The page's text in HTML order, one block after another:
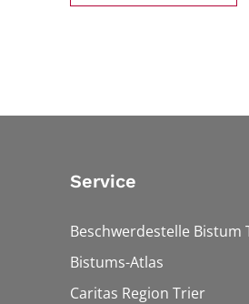
Service
Beschwerdestelle Bistum
Bistums-Atlas
Caritas Region Trier